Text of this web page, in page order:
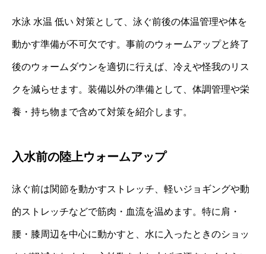
水泳 水温 低い 対策として、泳ぐ前後の体温管理や体を
動かす準備が不可欠です。事前のウォームアップと終了
後のウォームダウンを適切に行えば、冷えや怪我のリス
クを減らせます。装備以外の準備として、体調管理や栄
養・持ち物まで含めて対策を紹介します。
入水前の陸上ウォームアップ
泳ぐ前は関節を動かすストレッチ、軽いジョギングや動
的ストレッチなどで筋肉・血流を温めます。特に肩・
腰・膝周辺を中心に動かすと、水に入ったときのショッ